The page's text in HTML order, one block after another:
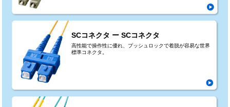
SCコネクタ ー SCコネクタ
高性能で操作性に優れ、プッシュロックで着脱が容易な世界
標準コネクタ。